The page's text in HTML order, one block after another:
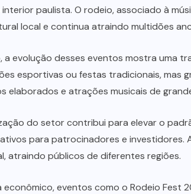
paulista. O rodeio, associado à
local e continua atraindo multidões
a evolução desses eventos mostra uma
esportivas ou festas tradicionais, mas
elaborados e atrações musicais de
do setor contribui para elevar o
para patrocinadores e investidores.
atraindo públicos de diferentes regiões.
eventos como o Rodeio Fest